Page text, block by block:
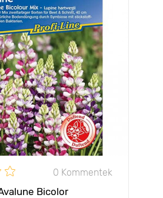
0 Kommentek
Bicolor